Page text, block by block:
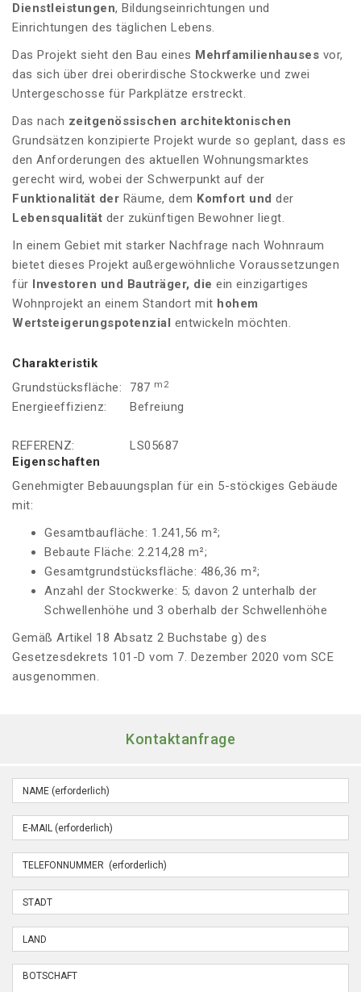
Dienstleistungen, Bildungseinrichtungen und
Einrichtungen des täglichen Lebens.
Das Projekt sieht den Bau eines Mehrfamilienhauses vor,
das sich über drei oberirdische Stockwerke und zwei
Untergeschosse für Parkplätze erstreckt.
Das nach zeitgenössischen architektonischen
Grundsätzen konzipierte Projekt wurde so geplant, dass es
den Anforderungen des aktuellen Wohnungsmarktes
gerecht wird, wobei der Schwerpunkt auf der
Funktionalität der Räume, dem Komfort und der
Lebensqualität der zukünftigen Bewohner liegt.
In einem Gebiet mit starker Nachfrage nach Wohnraum
bietet dieses Projekt außergewöhnliche Voraussetzungen
für
Investoren und Bauträger, die ein einzigartiges
Wohnprojekt an einem Standort mit hohem
Wertsteigerungspotenzial entwickeln möchten.
Charakteristik
Grundstücksfläche:
787 m2
Energieeffizienz: Befreiung
REFERENZ:
LS05687
Eigenschaften
Genehmigter Bebauungsplan für ein 5-stöckiges Gebäude
mit:
Gesamtbaufläche: 1.241,56 m²;
Bebaute Fläche: 2.214,28 m²;
Gesamtgrundstücksfläche: 486,36 m²;
Anzahl der Stockwerke: 5; davon 2 unterhalb der
Schwellenhöhe und 3 oberhalb der Schwellenhöhe
Gemäß Artikel 18 Absatz 2 Buchstabe g) des
Gesetzesdekrets 101-D vom 7. Dezember 2020 vom SCE
ausgenommen.
Kontaktanfrage